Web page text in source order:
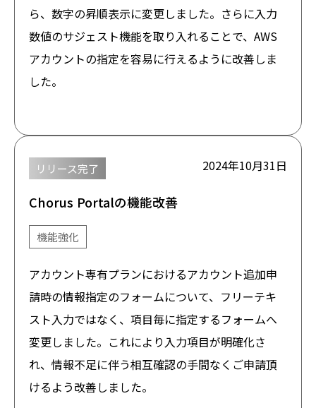
ら、数字の昇順表示に変更しました。さらに入力
数値のサジェスト機能を取り入れることで、AWS
アカウントの指定を容易に行えるように改善しま
した。
リリース完了 2024年10月31日
Chorus Portalの機能改善
機能強化
アカウント専有プランにおけるアカウント追加申
請時の情報指定のフォームについて、フリーテキ
スト入力ではなく、項目毎に指定するフォームへ
変更しました。これにより入力項目が明確化さ
れ、情報不足に伴う相互確認の手間なくご申請頂
けるよう改善しました。